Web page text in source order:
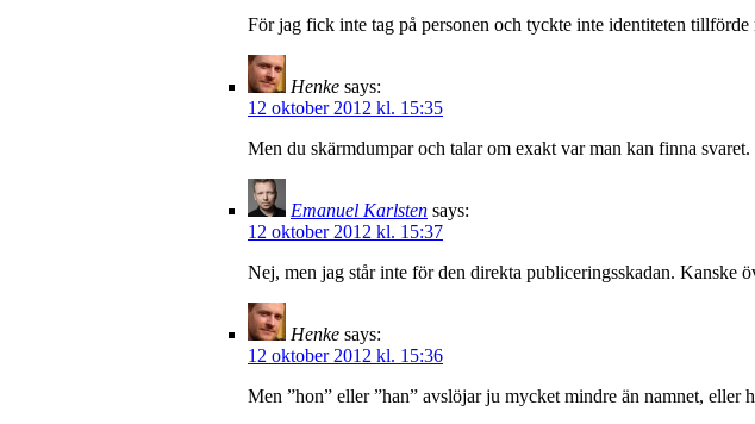
För jag fick inte tag på personen och tyckte inte identiteten
Henke says:
12 oktober 2012 kl. 15:35
Men du skärmdumpar och talar om exakt var man kan finna
Emanuel Karlsten says:
12 oktober 2012 kl. 15:37
Nej, men jag står inte för den direkta publiceringsskadan. Kanske
Henke says:
12 oktober 2012 kl. 15:36
Men ”hon” eller ”han” avslöjar ju mycket mindre än namnet, eller